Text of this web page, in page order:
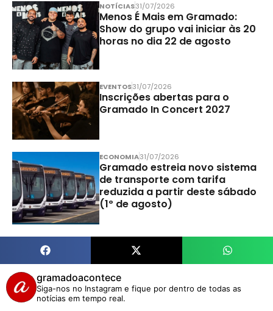
NOTÍCIAS31/07/2026
Menos É Mais em Gramado:
Show do grupo vai iniciar às 20
horas no dia 22 de agosto
EVENTOS31/07/2026
Inscrições abertas para o
Gramado In Concert 2027
ECONOMIA31/07/2026
Gramado estreia novo sistema
de transporte com tarifa
reduzida a partir deste sábado
(1º de agosto)
gramadoacontece
Siga-nos no Instagram e fique por dentro de todas as
notícias em tempo real.